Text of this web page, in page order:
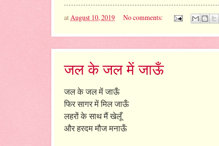
at August 10, 2019 No comments:
जल के जल में जाऊँ
जल के जल में जाऊँ
फिर सागर में मिल जाऊँ
लहरों के साथ मैं खेलूँ
और हरदम मौज मनाऊँ